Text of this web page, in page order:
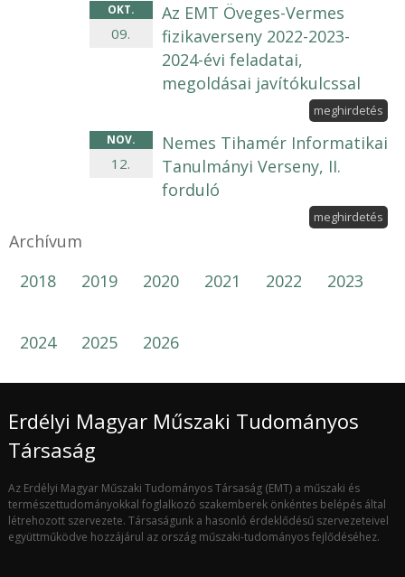
OKT.
09.
Az EMT Öveges-Vermes
fizikaverseny 2022-2023-
2024-évi feladatai,
megoldásai javítókulcssal
meghirdetés
NOV.
12.
Nemes Tihamér Informatikai
Tanulmányi Verseny, II.
forduló
meghirdetés
Archívum
2018
2019 2020 2021 2022 2023
2024 2025 2026
Erdélyi Magyar Műszaki Tudományos
Társaság
Az Erdélyi Magyar Műszaki Tudományos Társaság (EMT) a műszaki és
természettudományokkal foglalkozó szakemberek önkéntes belépés által
létrehozott szervezete. Társaságunk a hasonló érdeklődésű szervezeteivel
együttműködve hozzájárul az ország műszaki-tudományos fejlődéséhez.